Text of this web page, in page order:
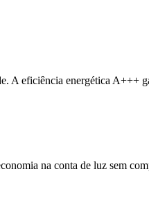
A eficiência energética A+++
na conta de luz sem